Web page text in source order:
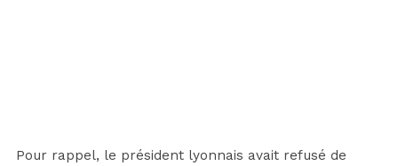
Pour rappel, le président lyonnais avait refusé de